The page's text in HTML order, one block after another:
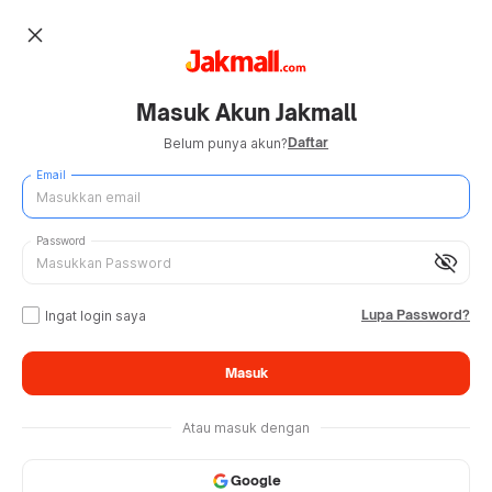
close
Masuk Akun Jakmall
Belum punya akun?Daftar
Email
visibility_off
Password
Ingat login saya Lupa Password?
Masuk
Atau masuk dengan
Google